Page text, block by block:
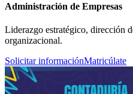
Administración de Empresas
Liderazgo estratégico, dirección
organizacional.
Solicitar informaciónMatricúlate